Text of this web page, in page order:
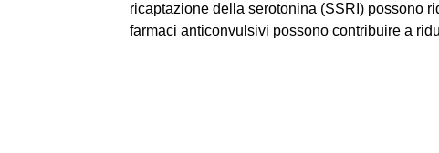
ricaptazione della serotonina (SSRI) possono
farmaci anticonvulsivi possono contribuire a